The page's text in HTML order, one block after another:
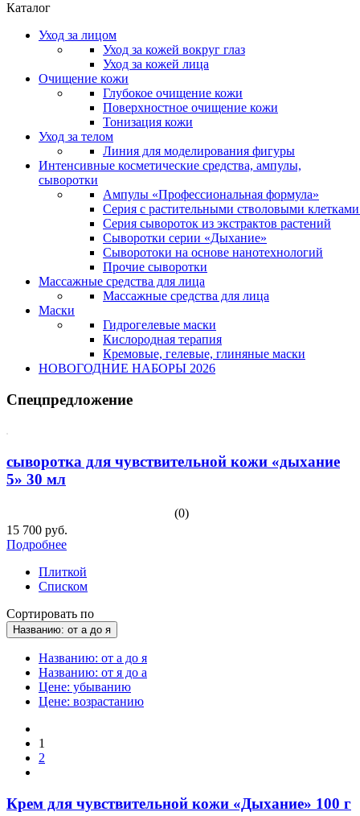
Каталог
Уход за лицом
Уход за кожей вокруг глаз
Уход за кожей лица
Очищение кожи
Глубокое очищение кожи
Поверхностное очищение кожи
Тонизация кожи
Уход за телом
Линия для моделирования фигуры
Интенсивные косметические средства, ампулы,
сыворотки
Ампулы «Профессиональная формула»
Серия с растительными стволовыми
Серия сывороток из экстрактов растений
Сыворотки серии «Дыхание»
Сыворотоки на основе нанотехнологий
Прочие сыворотки
Массажные средства для лица
Массажные средства для лица
Маски
Гидрогелевые маски
Кислородная терапия
Кремовые, гелевые, глиняные маски
НОВОГОДНИЕ НАБОРЫ 2026
Спецпредложение
сыворотка для чувствительной кожи «дыхание
5» 30 мл
(0)
15 700 руб.
Подробнее
Плиткой
Списком
Сортировать по
Названию: от а до я
Названию: от а до я
Названию: от я до а
Цене: убыванию
Цене: возрастанию
1
2
Крем для чувствительной кожи «Дыхание» 100 г